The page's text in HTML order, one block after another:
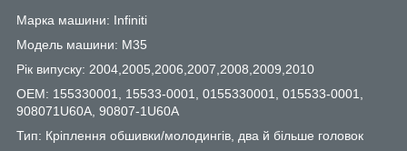
Марка машини: Infiniti
Модель машини: M35
Рік випуску: 2004,2005,2006,2007,2008,2009,2010
OEM: 155330001, 15533-0001, 0155330001, 015533-0001,
908071U60A, 90807-1U60A
Тип: Кріплення обшивки/молодингів, два й більше головок